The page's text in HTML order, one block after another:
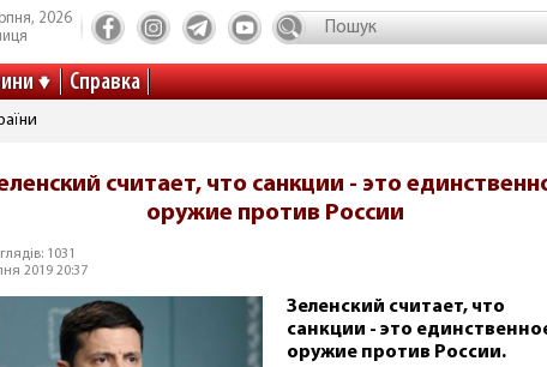
2026
Справка
считает, что санкции - это
оружие против России
1031
2019 20:37
Зеленский считает, что
санкции - это
оружие против России.